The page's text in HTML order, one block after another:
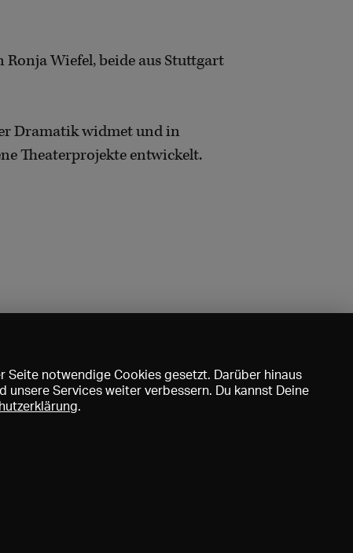
Wiefel, beide aus Stuttgart
Dramatik widmet und in
Theaterprojekte entwickelt.
Seite notwendige Cookies gesetzt. Darüber hinaus
Services weiter verbessern. Du kannst Deine
.